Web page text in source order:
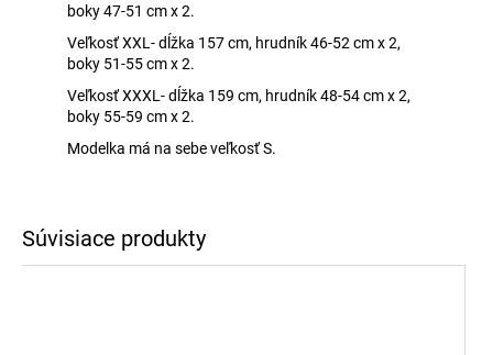
boky 47-51 cm x 2.
Veľkosť XXL- dĺžka 157 cm, hrudník 46-52 cm x 2,
boky 51-55 cm x 2.
Veľkosť XXXL- dĺžka 159 cm, hrudník 48-54 cm x 2,
boky 55-59 cm x 2.
Modelka má na sebe veľkosť S.